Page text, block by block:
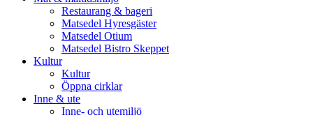
Restaurang & bageri
Matsedel Hyresgäster
Matsedel Otium
Matsedel Bistro Skeppet
Kultur
Kultur
Öppna cirklar
Inne & ute
Inne- och utemiljö